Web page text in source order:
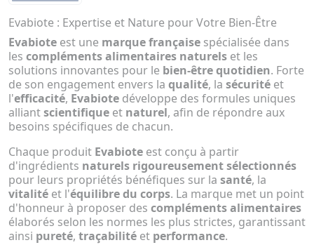
Evabiote : Expertise et Nature pour Votre Bien-Être
Evabiote est une marque française spécialisée dans
les compléments alimentaires naturels et les
solutions innovantes pour le bien-être quotidien. Forte
de son engagement envers la qualité, la sécurité et
l'efficacité, Evabiote développe des formules uniques
alliantscientifique et naturel, afin de répondre aux
besoins spécifiques de chacun.
Chaque produit Evabiote est conçu à partir
d'ingrédients naturels rigoureusement sélectionnés
pour leurs propriétés bénéfiques sur la santé, la
vitalité et l'équilibre du corps. La marque met un point
d'honneur à proposer des compléments alimentaires
élaborés selon les normes les plus strictes, garantissant
ainsi pureté, traçabilité et performance.